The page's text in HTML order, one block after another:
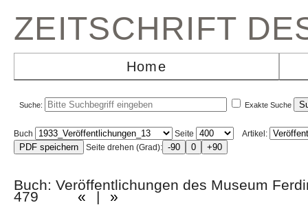
ZEITSCHRIFT
Home
Suche: Exakte Suche
Buch Seite
Artikel:
Seite drehen (Grad):
Buch: Veröffentlichungen des Museum
479 « | »